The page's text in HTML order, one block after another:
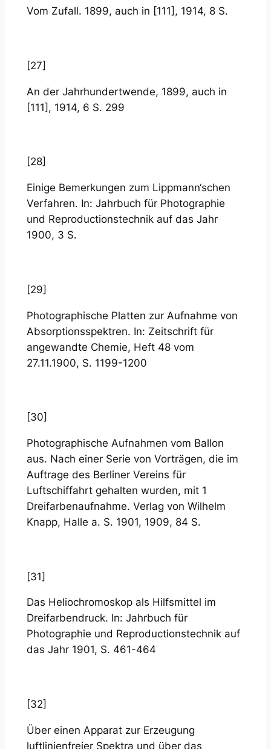
Vom Zufall. 1899, auch in [111], 1914, 8 S.
[27]
An der Jahrhundertwende, 1899, auch in
[111], 1914, 6 S. 299
[28]
Einige Bemerkungen zum Lippmann‘schen
Verfahren. In: Jahrbuch für Photographie
und Reproductionstechnik auf das Jahr
1900, 3 S.
[29]
Photographische Platten zur Aufnahme von
Absorptionsspektren. In: Zeitschrift für
angewandte Chemie, Heft 48 vom
27.11.1900, S. 1199-1200
[30]
Photographische Aufnahmen vom Ballon
aus. Nach einer Serie von Vorträgen, die im
Auftrage des Berliner Vereins für
Luftschiffahrt gehalten wurden, mit 1
Dreifarbenaufnahme. Verlag von Wilhelm
Knapp, Halle a. S. 1901, 1909, 84 S.
[31]
Das Heliochromoskop als Hilfsmittel im
Dreifarbendruck. In: Jahrbuch für
Photographie und Reproductionstechnik auf
das Jahr 1901, S. 461-464
[32]
Über einen Apparat zur Erzeugung
luftlinienfreier Spektra und über das